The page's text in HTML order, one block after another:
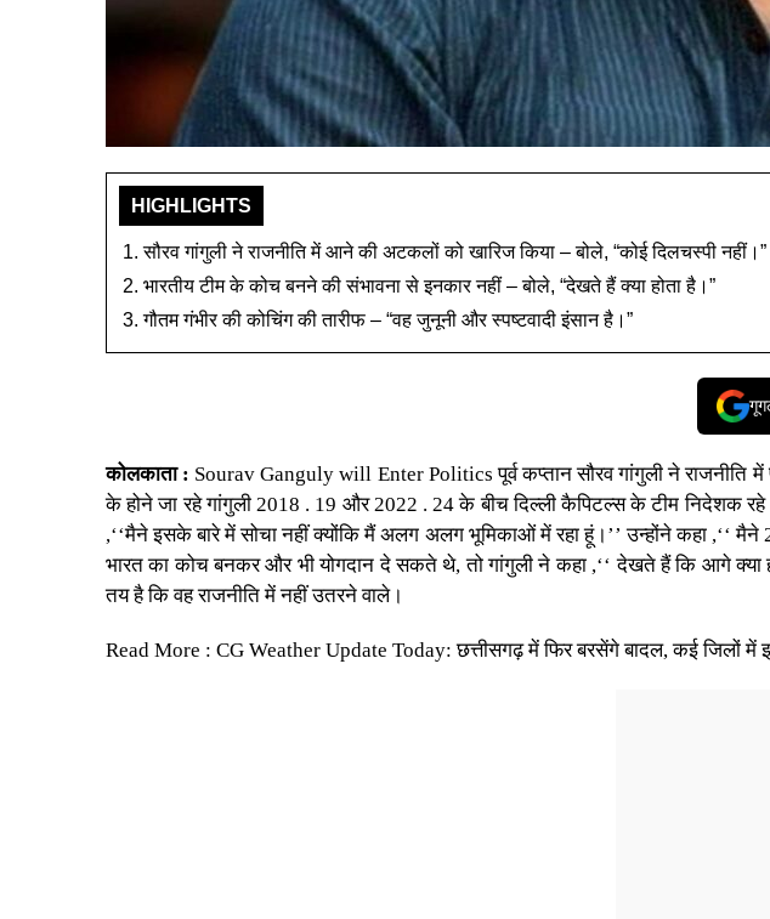
HIGHLIGHTS
सौरव गांगुली ने राजनीति में आने की अटकलों को खारिज किया – बोले, “कोई दिलचस्पी नहीं।”
भारतीय टीम के कोच बनने की संभावना से इनकार नहीं – बोले, “देखते हैं क्या होता है।”
गौतम गंभीर की कोचिंग की तारीफ – “वह जुनूनी और स्पष्टवादी इंसान है।”
कोलकाता : Sourav Ganguly will Enter Politics पूर्व कप्तान सौरव गांगुली ने
के होने जा रहे गांगुली 2018 . 19 और 2022 . 24 के बीच दिल्ली कैपिटल्स के टीम निदेशक
,‘‘मैने इसके बारे में सोचा नहीं क्योंकि मैं अलग अलग भूमिकाओं में रहा हूं।’’ उन्होंने कहा ,‘‘
भारत का कोच बनकर और भी योगदान दे सकते थे, तो गांगुली ने कहा ,‘‘ देखते हैं कि आगे
तय है कि वह राजनीति में नहीं उतरने वाले।
Read More : CG Weather Update Today: छत्तीसगढ़ में फिर बरसेंगे बादल, कई जिलों में